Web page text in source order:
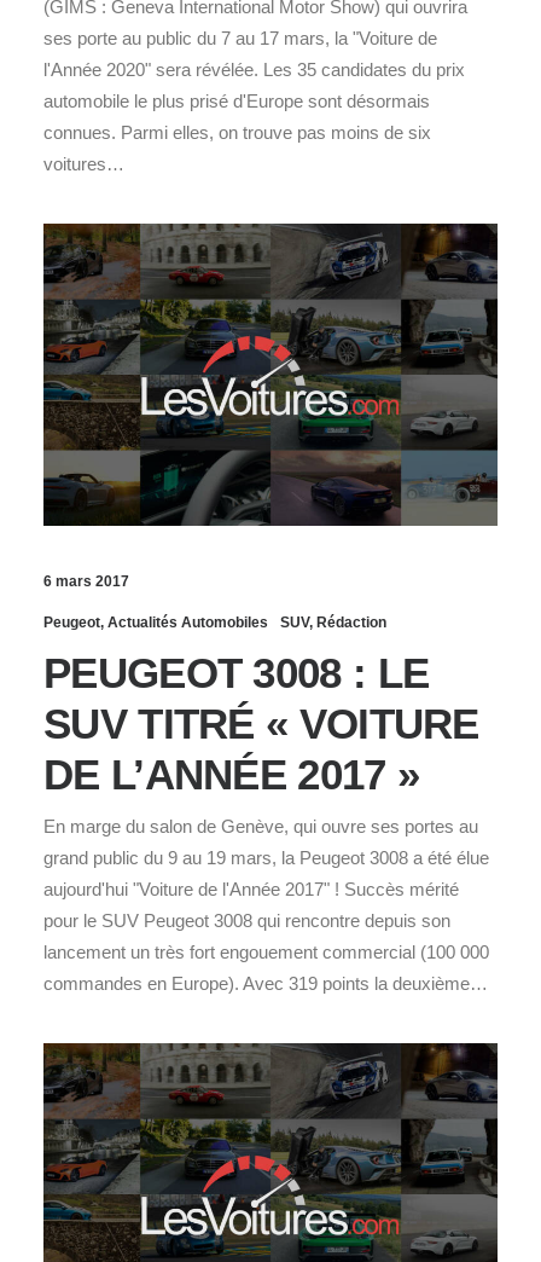
(GIMS : Geneva International Motor Show) qui ouvrira
ses porte au public du 7 au 17 mars, la "Voiture de
l'Année 2020" sera révélée. Les 35 candidates du prix
automobile le plus prisé d'Europe sont désormais
connues. Parmi elles, on trouve pas moins de six
voitures…
6 mars 2017
Peugeot, Actualités Automobiles SUV, Rédaction
PEUGEOT 3008 : LE
SUV TITRÉ « VOITURE
DE L’ANNÉE 2017 »
En marge du salon de Genève, qui ouvre ses portes au
grand public du 9 au 19 mars, la Peugeot 3008 a été élue
aujourd'hui "Voiture de l'Année 2017" ! Succès mérité
pour le SUV Peugeot 3008 qui rencontre depuis son
lancement un très fort engouement commercial (100 000
commandes en Europe). Avec 319 points la deuxième…